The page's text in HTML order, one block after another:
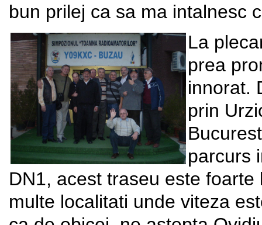
bun prilej ca sa ma intalnesc
La
prea
innorat.
prin
parcurs
DN1, acest traseu este
multe localitati unde viteza